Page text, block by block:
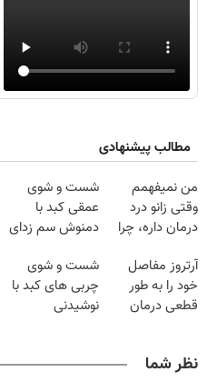
مطالب پیشنهادی
من نمیفهمم
وقتی زانو درد
درمان داره، چرا
تحمل میکنی؟❗
شست و شوی
عمقی کبد با
دمنوش سم زدای
آرتروز مفاصل
خود را به طور
قطعی درمان
شست و شوی
چربی های کبد با
نوشیدنی
نظر شما